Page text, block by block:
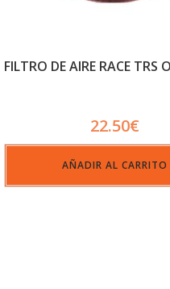
FILTRO DE AIRE RACE TRS
22.50€
AÑADIR AL CARRITO